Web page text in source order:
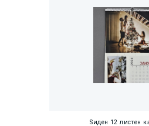
Ѕиден 12 листен